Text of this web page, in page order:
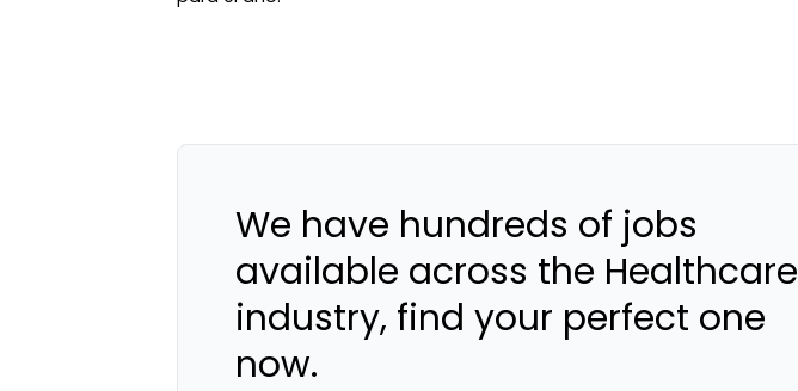
We have hundreds of jobs
available across the Healthcare
industry, find your perfect one
now.